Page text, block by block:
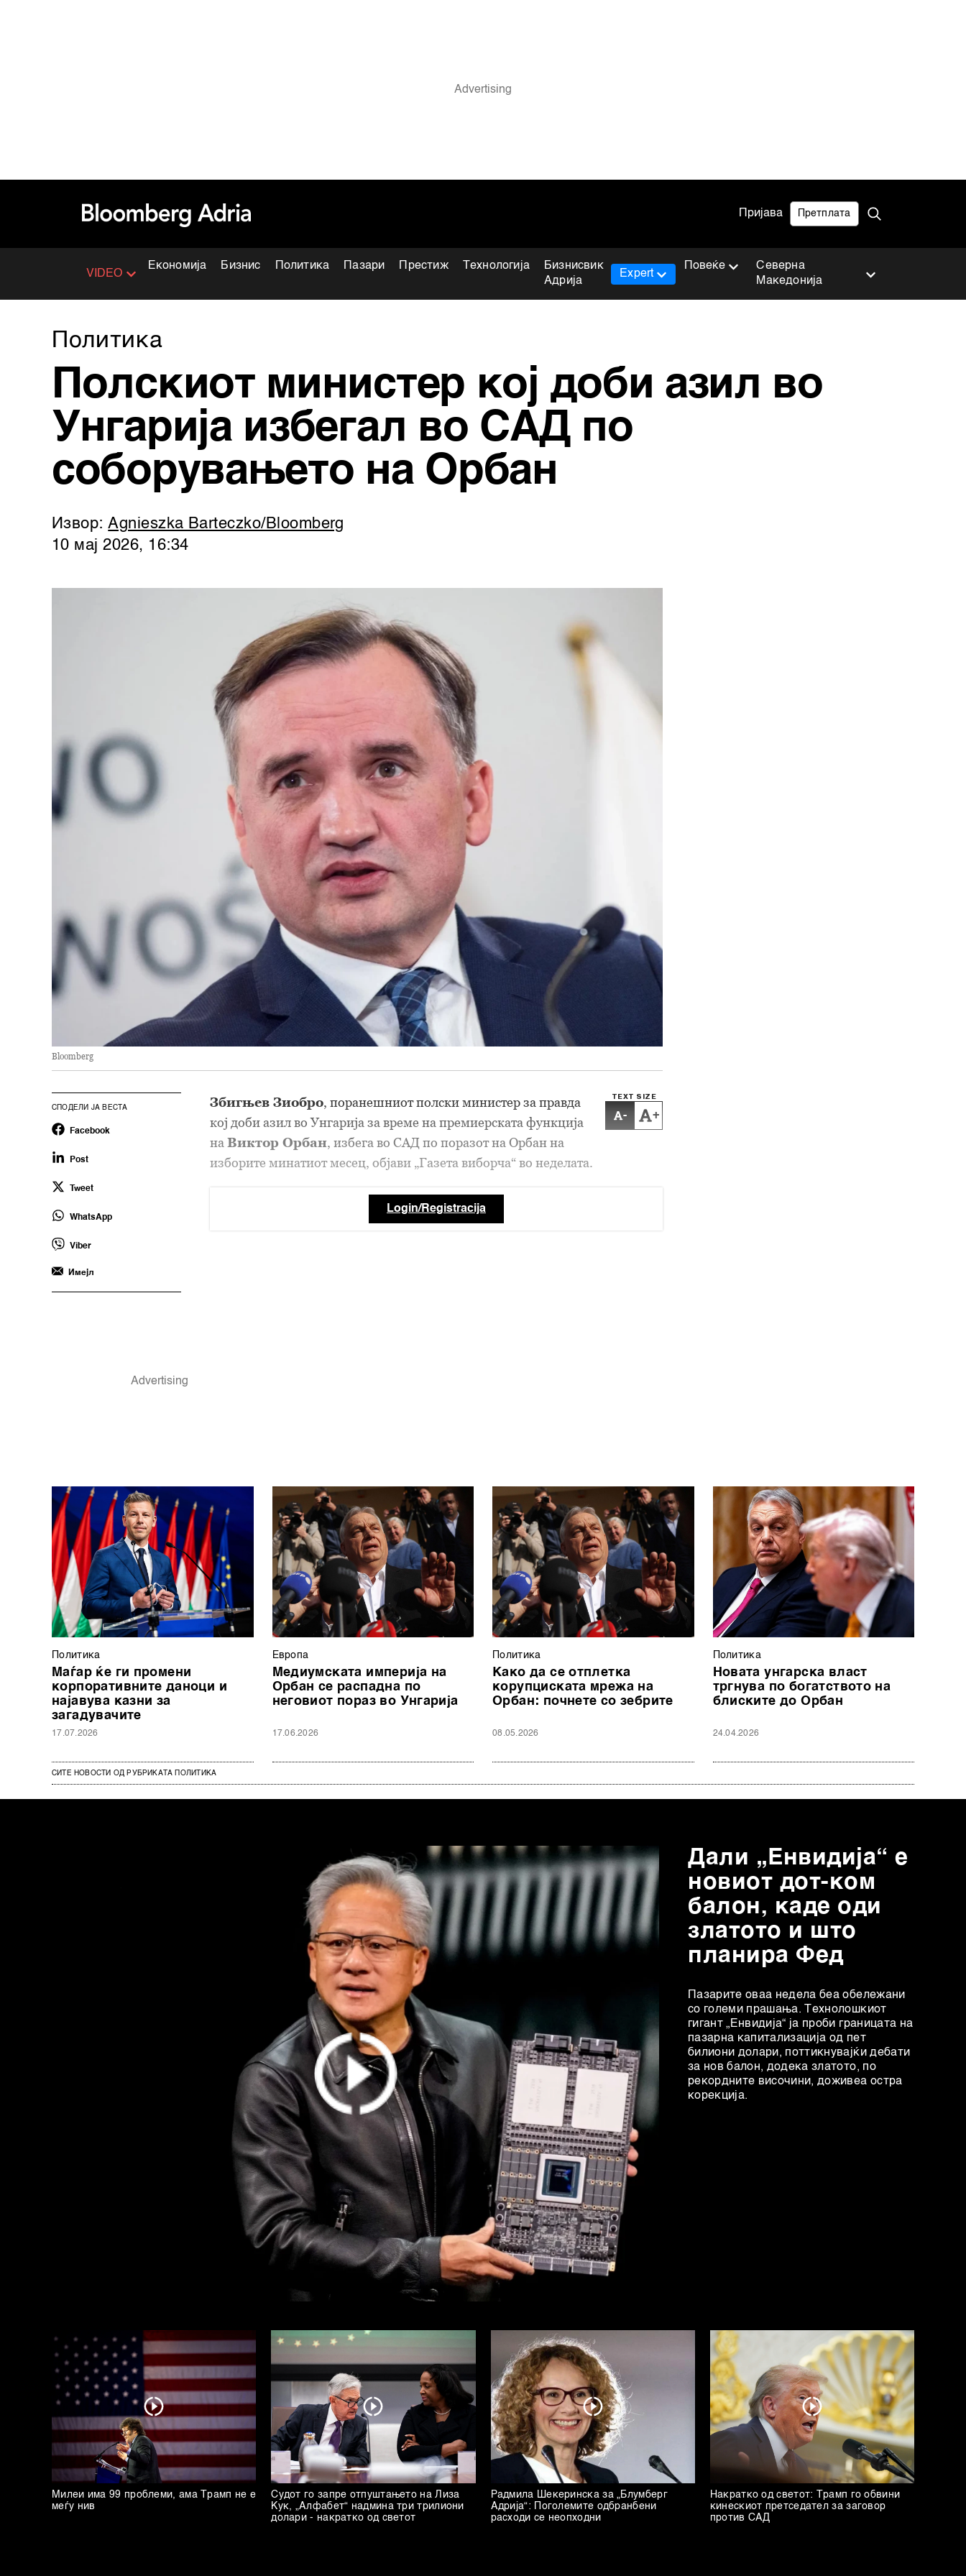
Пријава Претплата
VIDEO
Економија Бизнис Политика Пазари Престиж Технологија
Бизнисвик
Адрија
Северна
Македонија
Expert
Повеќе
Политика
Полскиот министер кој доби азил во
Унгарија избегал во САД по
соборувањето на Орбан
Извор:Agnieszka Barteczko/Bloomberg
10 мај 2026, 16:34
Bloomberg
СПОДЕЛИ ЈА ВЕСТА
Facebook
Post
Tweet
WhatsApp
Viber
Имејл
TEXT SIZE
- +
Збигњев Зиобро, поранешниот полски министер за правда
кој доби азил во Унгарија за време на премиерската функција
на Виктор Орбан, избега во САД по поразот на Орбан на
изборите минатиот месец, објави „Газета виборча“ во неделата.
Login/Registracija
Политика
Маѓар ќе ги промени
корпоративните даноци и
најавува казни за
загадувачите
17.07.2026
Европа
Медиумската империја на
Орбан се распадна по
неговиот пораз во Унгарија
17.06.2026
Политика
Како да се отплетка
корупциската мрежа на
Орбан: почнете со зебрите
08.05.2026
Политика
Новата унгарска власт
тргнува по богатството на
блиските до Орбан
24.04.2026
СИТЕ НОВОСТИ ОД РУБРИКАТА ПОЛИТИКА
Дали „Енвидија“ е
новиот дот-ком
балон, каде оди
златото и што
планира Фед
Пазарите оваа недела беа обележани
со големи прашања. Технолошкиот
гигант „Енвидија“ ја проби границата на
пазарна капитализација од пет
билиони долари, поттикнувајќи дебати
за нов балон, додека златото, по
рекордните височини, доживеа остра
корекција.
Милеи има 99 проблеми, ама Трамп не е
меѓу нив
Судот го запре отпуштањето на Лиза
Кук, „Алфабет“ надмина три трилиони
долари - накратко од светот
Радмила Шекеринска за „Блумберг
Адрија“: Поголемите одбранбени
расходи се неопходни
Накратко од светот: Трамп го обвини
кинескиот претседател за заговор
против САД